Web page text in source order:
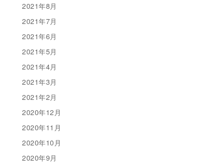
2021年8月
2021年7月
2021年6月
2021年5月
2021年4月
2021年3月
2021年2月
2020年12月
2020年11月
2020年10月
2020年9月